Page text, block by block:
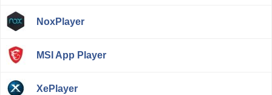
NoxPlayer
MSI App Player
XePlayer